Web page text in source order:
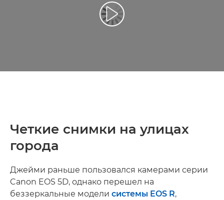
Воспроизведение видео
Четкие снимки на улицах
города
Джейми раньше пользовался камерами серии
Canon EOS 5D, однако перешел на
беззеркальные модели системы EOS R,